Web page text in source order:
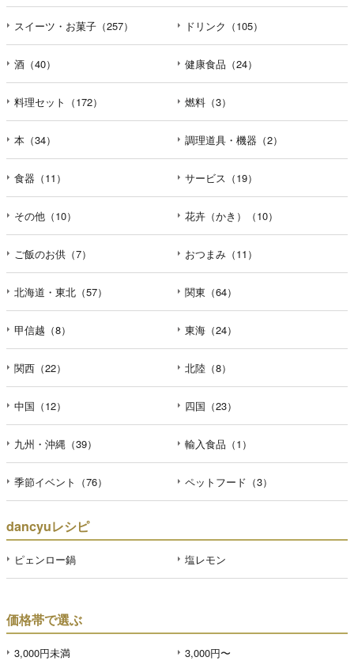
スイーツ・お菓子（257） ドリンク（105）
酒（40） 健康食品（24）
料理セット（172） 燃料（3）
本（34） 調理道具・機器（2）
食器（11） サービス（19）
その他（10） 花卉（かき）（10）
ご飯のお供（7） おつまみ（11）
北海道・東北（57） 関東（64）
甲信越（8） 東海（24）
関西（22） 北陸（8）
中国（12） 四国（23）
九州・沖縄（39） 輸入食品（1）
季節イベント（76） ペットフード（3）
dancyuレシピ
ピェンロー鍋 塩レモン
価格帯で選ぶ
3,000円未満 3,000円〜